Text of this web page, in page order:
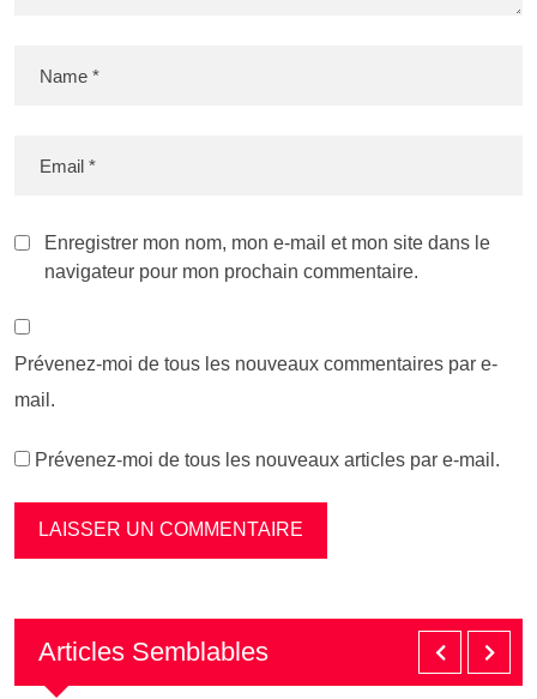
Enregistrer mon nom, mon e-mail et mon site dans le
navigateur pour mon prochain commentaire.
Prévenez-moi de tous les nouveaux commentaires par e-
mail.
Prévenez-moi de tous les nouveaux articles par e-mail.
Articles Semblables